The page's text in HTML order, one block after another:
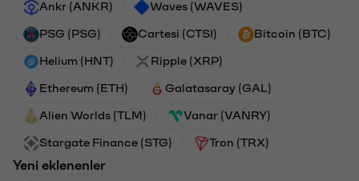
Ankr (ANKR) Waves (WAVES)
PSG (PSG) Cartesi (CTSI) Bitcoin (BTC)
Helium (HNT) Ripple (XRP)
Ethereum (ETH) Galatasaray (GAL)
Alien Worlds (TLM) Vanar (VANRY)
Stargate Finance (STG) Tron (TRX)
Yeni eklenenler